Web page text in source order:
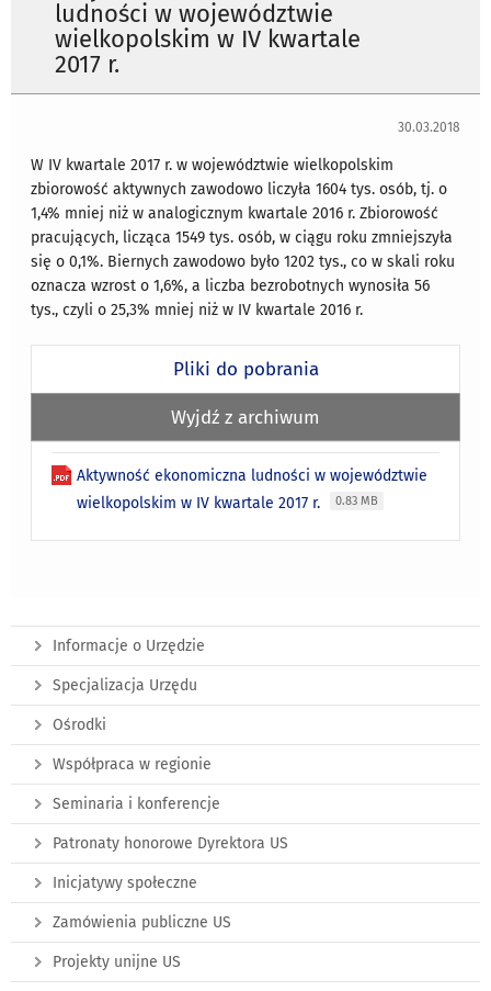
ludności w województwie
wielkopolskim w IV kwartale
2017 r.
30.03.2018
W IV kwartale 2017 r. w województwie wielkopolskim
zbiorowość aktywnych zawodowo liczyła 1604 tys. osób, tj. o
1,4% mniej niż w analogicznym kwartale 2016 r. Zbiorowość
pracujących, licząca 1549 tys. osób, w ciągu roku zmniejszyła
się o 0,1%. Biernych zawodowo było 1202 tys., co w skali roku
oznacza wzrost o 1,6%, a liczba bezrobotnych wynosiła 56
tys., czyli o 25,3% mniej niż w IV kwartale 2016 r.
Pliki do pobrania
Wyjdź z archiwum
Aktywność ekonomiczna ludności w województwie
wielkopolskim w IV kwartale 2017 r.
0.83 MB
Informacje o Urzędzie
Specjalizacja Urzędu
Ośrodki
Współpraca w regionie
Seminaria i konferencje
Patronaty honorowe Dyrektora US
Inicjatywy społeczne
Zamówienia publiczne US
Projekty unijne US